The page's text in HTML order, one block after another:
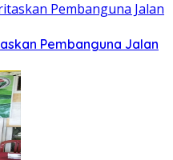
Pembanguna Jalan